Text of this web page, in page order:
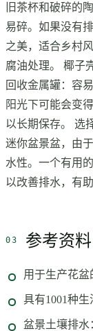
旧茶杯和破碎的
易碎。如果没有
之美，适合乡村
腐油处理。 椰子
回收金属罐：容
阳光下可能会变
以长期保存。 选
迷你盆景盆，由
水性。一个有用
以改善排水，有
参考资料
用于生产花
具有1001种
盆景土壤排